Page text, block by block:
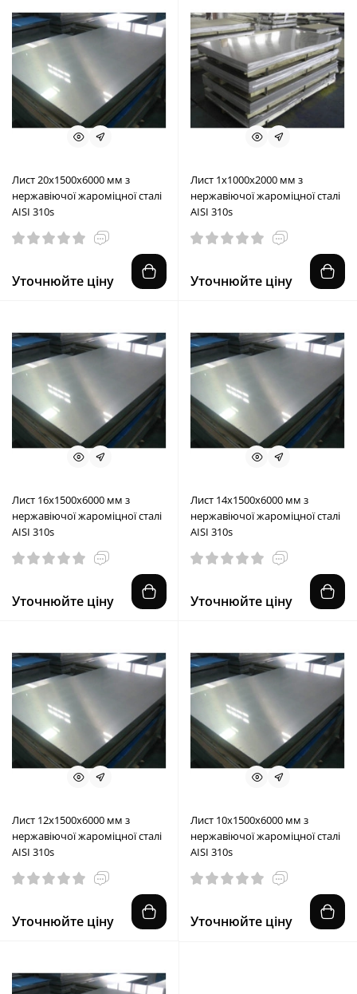
Лист 20х1500х6000 мм з
нержавіючої жароміцної сталі
AISI 310s
Уточнюйте ціну
Лист 1х1000х2000 мм з
нержавіючої жароміцної сталі
AISI 310s
Уточнюйте ціну
Лист 16х1500х6000 мм з
нержавіючої жароміцної сталі
AISI 310s
Уточнюйте ціну
Лист 14х1500х6000 мм з
нержавіючої жароміцної сталі
AISI 310s
Уточнюйте ціну
Лист 12х1500х6000 мм з
нержавіючої жароміцної сталі
AISI 310s
Уточнюйте ціну
Лист 10х1500х6000 мм з
нержавіючої жароміцної сталі
AISI 310s
Уточнюйте ціну